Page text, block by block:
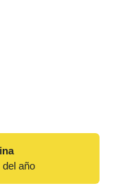
año